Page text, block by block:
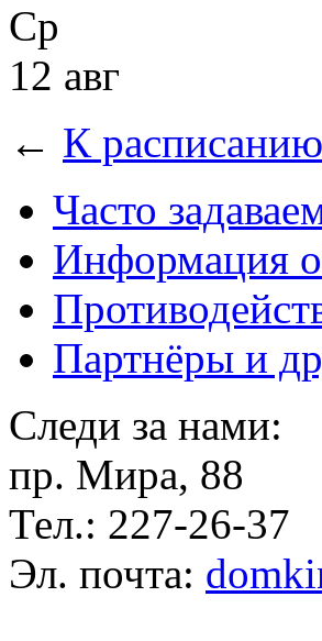
Ср
12 авг
← К расписанию
Часто
Информация
Партнёры и
Следи за нами:
пр. Мира, 88
Тел.: 227-26-37
Эл. почта: